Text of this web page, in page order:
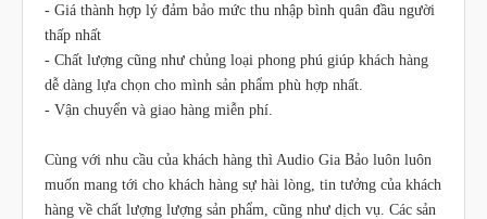
- Giá thành hợp lý đảm bảo mức thu nhập bình quân đầu người
thấp nhất
- Chất lượng cũng như chủng loại phong phú giúp khách hàng
dễ dàng lựa chọn cho mình sản phẩm phù hợp nhất.
- Vận chuyển và giao hàng miễn phí.
Cùng với nhu cầu của khách hàng thì Audio Gia Bảo luôn luôn
muốn mang tới cho khách hàng sự hài lòng, tin tưởng của khách
hàng về chất lượng lượng sản phẩm, cũng như dịch vụ. Các sản